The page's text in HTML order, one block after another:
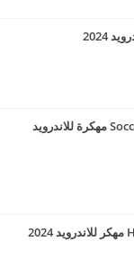
تحميل Soccer Hero PvP Football Game مهكرة للاندرويد